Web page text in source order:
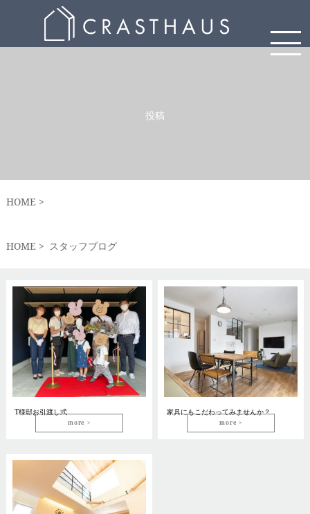
投稿
HOME
HOME スタッフブログ
T様邸お引渡し式
more
家具にもこだわってみませんか？
more